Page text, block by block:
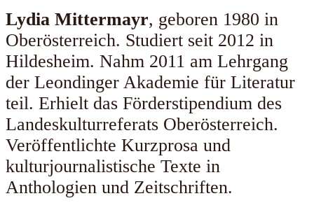
Lydia Mittermayr, geboren 1980 in
Oberösterreich. Studiert seit 2012 in
Hildesheim. Nahm 2011 am Lehrgang
der Leondinger Akademie für Literatur
teil. Erhielt das Förderstipendium des
Landeskulturreferats Oberösterreich.
Veröffentlichte Kurzprosa und
kulturjournalistische Texte in
Anthologien und Zeitschriften.